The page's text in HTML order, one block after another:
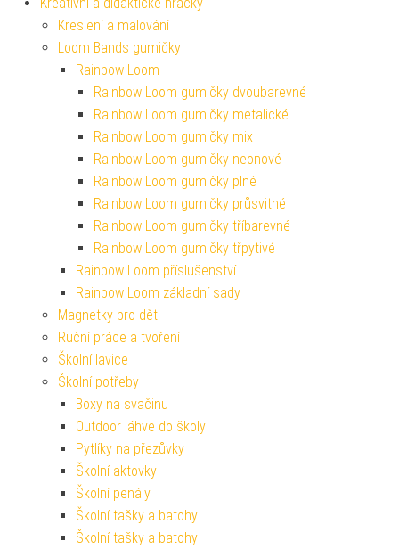
Kreslení a malování
Loom Bands gumičky
Rainbow Loom
Rainbow Loom gumičky dvoubarevné
Rainbow Loom gumičky metalické
Rainbow Loom gumičky mix
Rainbow Loom gumičky neonové
Rainbow Loom gumičky plné
Rainbow Loom gumičky průsvitné
Rainbow Loom gumičky tříbarevné
Rainbow Loom gumičky třpytivé
Rainbow Loom příslušenství
Rainbow Loom základní sady
Magnetky pro děti
Ruční práce a tvoření
Školní lavice
Školní potřeby
Boxy na svačinu
Outdoor láhve do školy
Pytlíky na přezůvky
Školní aktovky
Školní penály
Školní tašky a batohy
Školní tašky a batohy